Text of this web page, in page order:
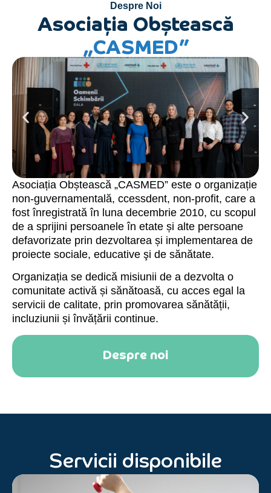
Despre Noi
Asociația Obștească
„CASMED”
Asociația Obștească „CASMED” este o organizație
non-guvernamentală, ccessdent, non-profit, care a
fost înregistrată în luna decembrie 2010, cu scopul
de a sprijini persoanele în etate și alte persoane
defavorizate prin dezvoltarea și implementarea de
proiecte sociale, educative şi de sănătate.
Organizația se dedică misiunii de a dezvolta o
comunitate activă și sănătoasă, cu acces egal la
servicii de calitate, prin promovarea sănătății,
incluziunii și învățării continue.
Despre noi
Servicii disponibile